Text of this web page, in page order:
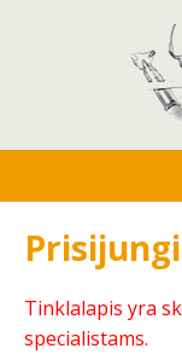
Tinklalapis yra
specialistams.